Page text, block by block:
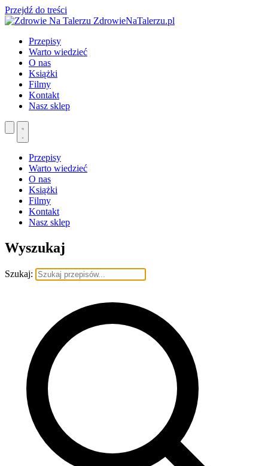
Przejdź do treści
ZdrowieNaTalerzu.pl
Przepisy
Warto wiedzieć
O nas
Książki
Filmy
Kontakt
Nasz sklep
Przepisy
Warto wiedzieć
O nas
Książki
Filmy
Kontakt
Nasz sklep
Wyszukaj
Szukaj: